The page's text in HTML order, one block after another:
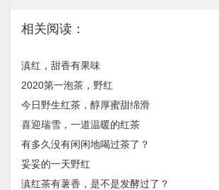
相关阅读：
滇红，甜香有果味
2020第一泡茶，野红
今日野生红茶，醇厚蜜甜绵滑
喜迎瑞雪，一道温暖的红茶
有多久没有闲闲地喝过茶了？
妥妥的一天野红
滇红茶有薯香，是不是发酵过了？